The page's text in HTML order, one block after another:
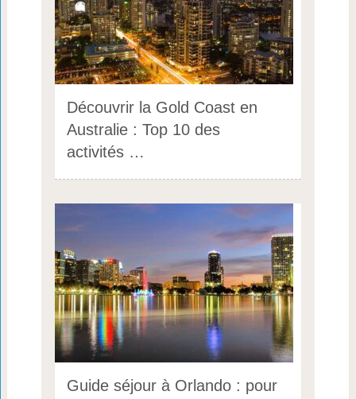
Découvrir la Gold Coast en
Australie : Top 10 des
activités …
Guide séjour à Orlando : pour